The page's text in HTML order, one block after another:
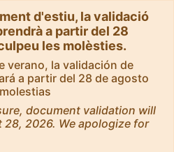
d'estiu, la validació
a partir del 28
les molèsties.
verano, la validación de
a partir del 28 de agosto
document validation will
2026. We apologize for